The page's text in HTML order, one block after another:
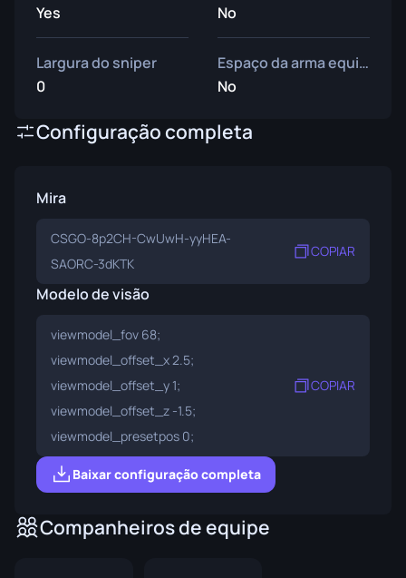
Yes
No
Largura do sniper
0
Espaço da arma equipada
No
Configuração completa
Mira
CSGO-8p2CH-CwUwH-yyHEA-
SAORC-3dKTK
COPIAR
Modelo de visão
viewmodel_fov 68;
viewmodel_offset_x 2.5;
viewmodel_offset_y 1;
viewmodel_offset_z -1.5;
viewmodel_presetpos 0;
COPIAR
Baixar configuração completa
Companheiros de equipe